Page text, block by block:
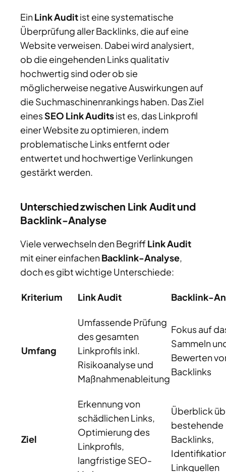
EinLink Auditist eine systematische
Überprüfung aller Backlinks, die auf eine
Website verweisen. Dabei wird analysiert,
ob die eingehenden Links qualitativ
hochwertig sind oder ob sie
möglicherweise negative Auswirkungen auf
die Suchmaschinenrankings haben. Das Ziel
einesSEO Link Auditsist es, das Linkprofil
einer Website zu optimieren, indem
problematische Links entfernt oder
entwertet und hochwertige Verlinkungen
gestärkt werden.
Unterschied zwischen Link Audit und
Backlink-Analyse
Viele verwechseln den BegriffLink Audit
mit einer einfachenBacklink-Analyse,
doch es gibt wichtige Unterschiede:
Kriterium Link Audit Backlink-
Umfang
Umfassende Prüfung
des gesamten
Linkprofils inkl.
Risikoanalyse und
Maßnahmenableitung
Fokus auf
Sammeln
Bewerten
Backlinks
Ziel
Erkennung von
schädlichen Links,
Optimierung des
Linkprofils,
langfristige SEO-
Überblick
bestehende
Backlinks,
Linkquellen